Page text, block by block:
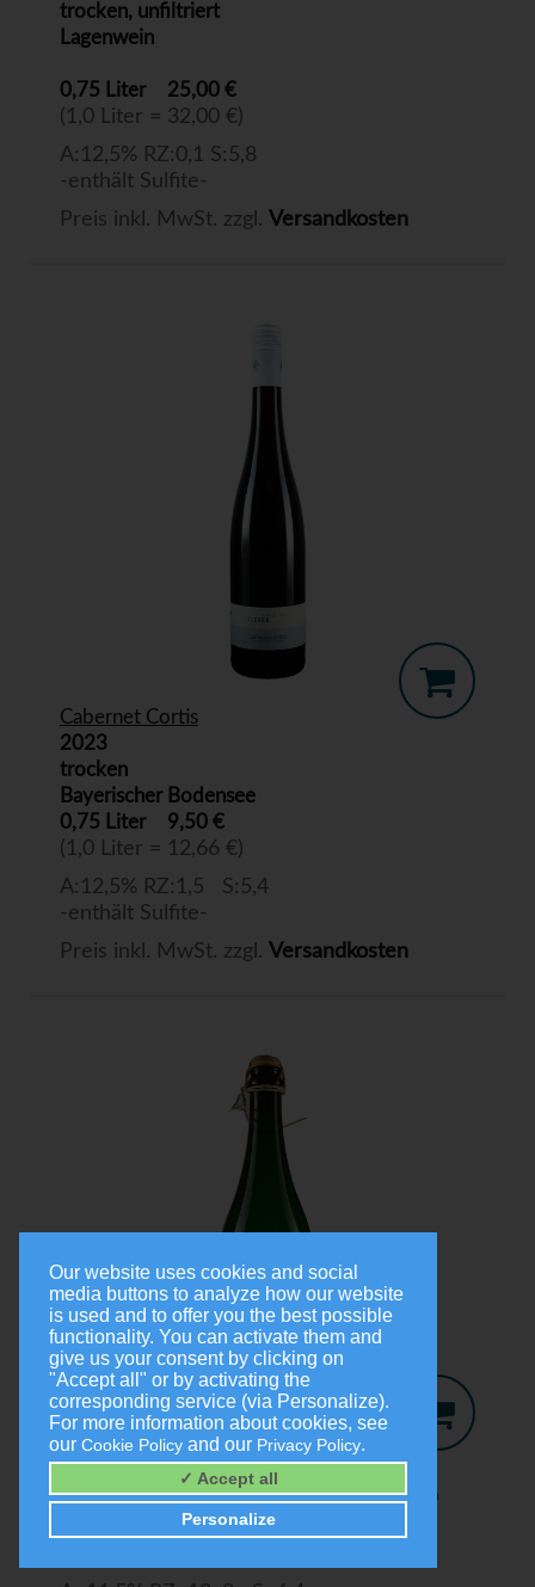
trocken, unfiltriert
Lagenwein
0,75 Liter 25,00 €
(1,0 Liter = 32,00 €)
A:12,5% RZ:0,1 S:5,8
-enthält Sulfite-
Preis inkl. MwSt. zzgl. Versandkosten
Cabernet Cortis
2023
trocken
Bayerischer Bodensee
0,75 Liter
9,50 €
(1,0 Liter = 12,66 €)
A:12,5% RZ:1,5 S:5,4
-enthält Sulfite-
Preis inkl. MwSt. zzgl. Versandkosten
Jo-Secco
Trocken
9,00 €
Our website uses cookies and social
media buttons to analyze how our website
is used and to offer you the best possible
functionality. You can activate them and
give us your consent by clicking on
"Accept all" or by activating the
corresponding service (via Personalize).
For more information about cookies, see
our Cookie Policy and our Privacy Policy.
✓ Accept all
Personalize